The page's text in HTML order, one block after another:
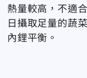
熱量較高，不適
日攝取足量的蔬
內鋰平衡。